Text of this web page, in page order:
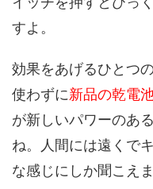
すよ。
効果をあげるひとつ
使わずに新品の乾電
が新しいパワーのあ
ね。人間には遠くで
な感じにしか聞こえ